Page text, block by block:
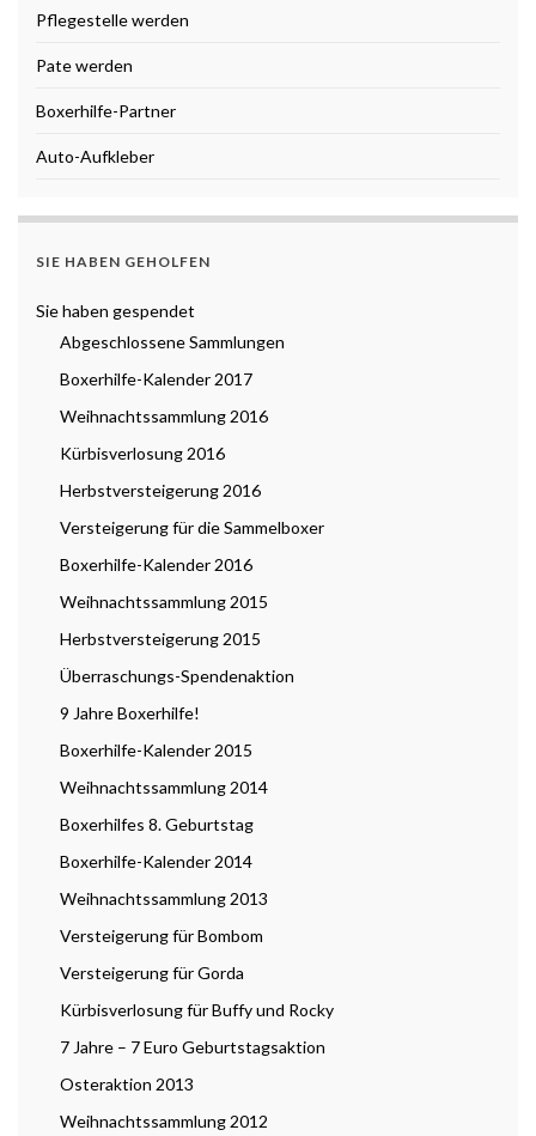
Pflegestelle werden
Pate werden
Boxerhilfe-Partner
Auto-Aufkleber
SIE HABEN GEHOLFEN
Sie haben gespendet
Abgeschlossene Sammlungen
Boxerhilfe-Kalender 2017
Weihnachtssammlung 2016
Kürbisverlosung 2016
Herbstversteigerung 2016
Versteigerung für die Sammelboxer
Boxerhilfe-Kalender 2016
Weihnachtssammlung 2015
Herbstversteigerung 2015
Überraschungs-Spendenaktion
9 Jahre Boxerhilfe!
Boxerhilfe-Kalender 2015
Weihnachtssammlung 2014
Boxerhilfes 8. Geburtstag
Boxerhilfe-Kalender 2014
Weihnachtssammlung 2013
Versteigerung für Bombom
Versteigerung für Gorda
Kürbisverlosung für Buffy und Rocky
7 Jahre – 7 Euro Geburtstagsaktion
Osteraktion 2013
Weihnachtssammlung 2012